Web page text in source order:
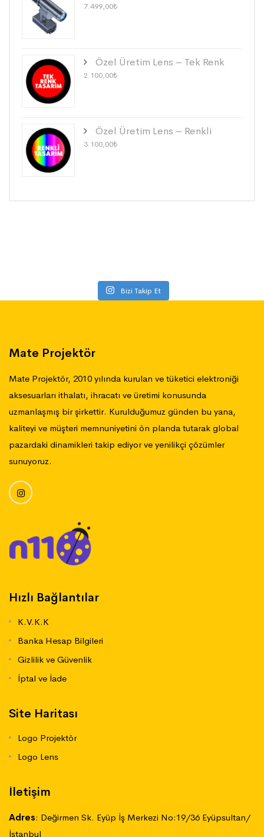
7.499,00₺
Özel Üretim Lens – Tek Renk
2.100,00₺
Özel Üretim Lens – Renkli
3.100,00₺
Bizi Takip Et
Mate Projektör
Mate Projektör, 2010 yılında kurulan ve tüketici elektroniği
aksesuarları ithalatı, ihracatı ve üretimi konusunda
uzmanlaşmış bir şirkettir. Kurulduğumuz günden bu yana,
kaliteyi ve müşteri memnuniyetini ön planda tutarak global
pazardaki dinamikleri takip ediyor ve yenilikçi çözümler
sunuyoruz.
Hızlı Bağlantılar
K.V.K.K
Banka Hesap Bilgileri
Gizlilik ve Güvenlik
İptal ve İade
Site Haritası
Logo Projektör
Logo Lens
İletişim
Adres: Değirmen Sk. Eyüp İş Merkezi No:19/36 Eyüpsultan/
İstanbul